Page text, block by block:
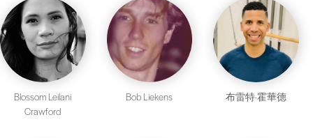
Blossom Leilani
Crawford
Bob Liekens 布雷特·霍華德